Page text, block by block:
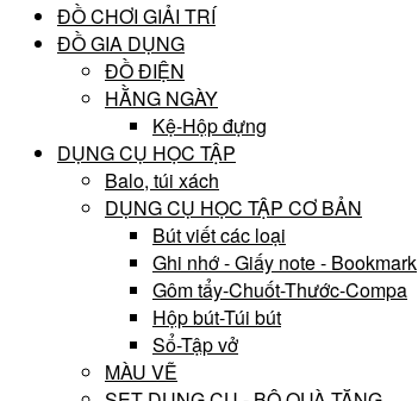
ĐỒ CHƠI GIẢI TRÍ
ĐỒ GIA DỤNG
ĐỒ ĐIỆN
HẰNG NGÀY
Kệ-Hộp đựng
DỤNG CỤ HỌC TẬP
Balo, túi xách
DỤNG CỤ HỌC TẬP CƠ BẢN
Bút viết các loại
Ghi nhớ - Giấy note - Bookmark
Gôm tẩy-Chuốt-Thước-Compa
Hộp bút-Túi bút
Sổ-Tập vở
MÀU VẼ